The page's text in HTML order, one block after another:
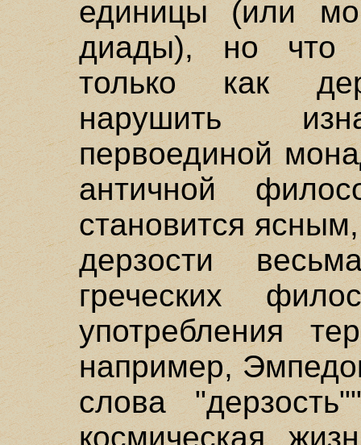
единицы (или
диады), но что
только как
нарушить
первоединой
античной
становится
дерзости
греческих
употребления
например,
слова
космическая